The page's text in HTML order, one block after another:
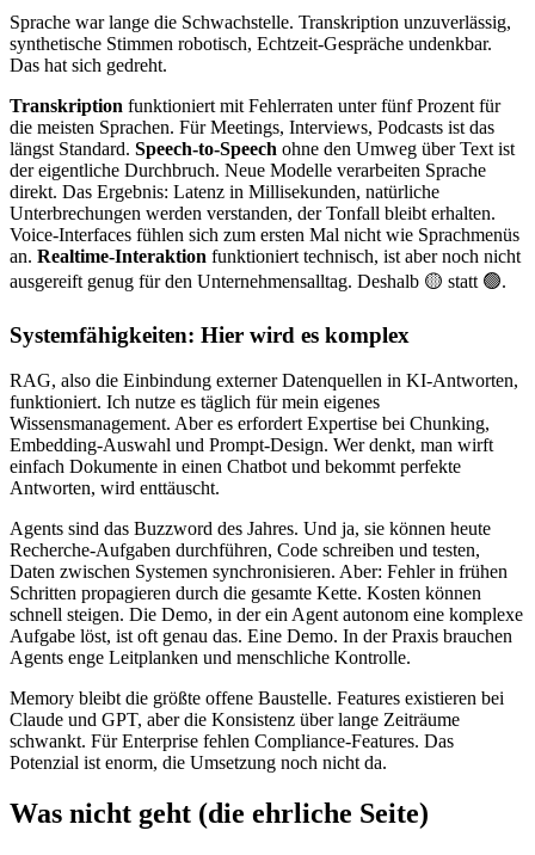
Sprache war lange die Schwachstelle. Transkription unzuverlässig,
synthetische Stimmen robotisch, Echtzeit-Gespräche undenkbar.
Das hat sich gedreht.
Transkription funktioniert mit Fehlerraten unter fünf Prozent für
die meisten Sprachen. Für Meetings, Interviews, Podcasts ist das
längst Standard. Speech-to-Speech ohne den Umweg über Text ist
der eigentliche Durchbruch. Neue Modelle verarbeiten Sprache
direkt. Das Ergebnis: Latenz in Millisekunden, natürliche
Unterbrechungen werden verstanden, der Tonfall bleibt erhalten.
Voice-Interfaces fühlen sich zum ersten Mal nicht wie Sprachmenüs
an. Realtime-Interaktion funktioniert technisch, ist aber noch nicht
ausgereift genug für den Unternehmensalltag. Deshalb 🟡 statt 🟢.
Systemfähigkeiten: Hier wird es komplex
RAG, also die Einbindung externer Datenquellen in KI-Antworten,
funktioniert. Ich nutze es täglich für mein eigenes
Wissensmanagement. Aber es erfordert Expertise bei Chunking,
Embedding-Auswahl und Prompt-Design. Wer denkt, man wirft
einfach Dokumente in einen Chatbot und bekommt perfekte
Antworten, wird enttäuscht.
Agents sind das Buzzword des Jahres. Und ja, sie können heute
Recherche-Aufgaben durchführen, Code schreiben und testen,
Daten zwischen Systemen synchronisieren. Aber: Fehler in frühen
Schritten propagieren durch die gesamte Kette. Kosten können
schnell steigen. Die Demo, in der ein Agent autonom eine komplexe
Aufgabe löst, ist oft genau das. Eine Demo. In der Praxis brauchen
Agents enge Leitplanken und menschliche Kontrolle.
Memory bleibt die größte offene Baustelle. Features existieren bei
Claude und GPT, aber die Konsistenz über lange Zeiträume
schwankt. Für Enterprise fehlen Compliance-Features. Das
Potenzial ist enorm, die Umsetzung noch nicht da.
Was nicht geht (die ehrliche Seite)